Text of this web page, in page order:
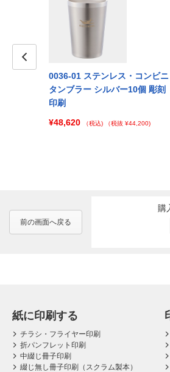
0036-01 ステンレス・コンビニ
タンブラー シルバー10個 彫刻
印刷
¥48,620
（税込) （税抜 ¥44,200)
前の画面へ戻る
購
紙に印刷する
チラシ・フライヤー印刷
折パンフレット印刷
中綴じ冊子印刷
綴じ無し冊子印刷（スクラム製本）